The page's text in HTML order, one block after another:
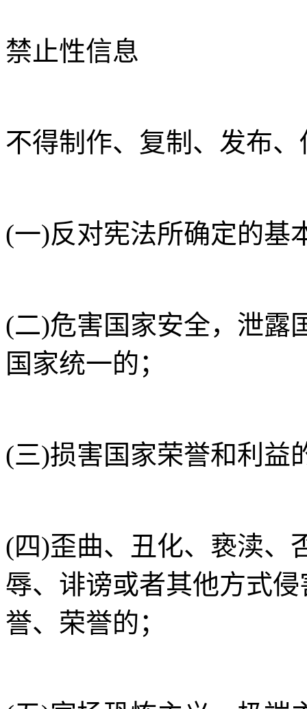
禁止性信息
不得制作、复制、发布
(一)反对宪法所确定的基
(二)危害国家安全，泄露
国家统一的；
(三)损害国家荣誉和利益
(四)歪曲、丑化、亵渎、
辱、诽谤或者其他方式
誉、荣誉的；